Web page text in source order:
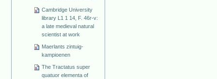
Cambridge University
library L1 1 14, F. 46r-v:
a late medieval natural
scientist at work
Maerlants zintuig-
kampioenen
The Tractatus super
quatuor elementa of